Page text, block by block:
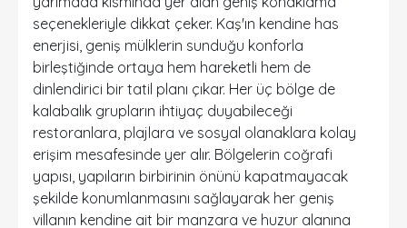
seçenekleriyle dikkat çeker. Kaş'ın kendine has
enerjisi, geniş mülklerin sunduğu konforla
birleştiğinde ortaya hem hareketli hem de
dinlendirici bir tatil planı çıkar. Her üç bölge de
kalabalık grupların ihtiyaç duyabileceği
restoranlara, plajlara ve sosyal olanaklara kolay
erişim mesafesinde yer alır. Bölgelerin coğrafi
yapısı, yapıların birbirinin önünü kapatmayacak
şekilde konumlanmasını sağlayarak her geniş
villanın kendine ait bir manzara ve huzur alanına